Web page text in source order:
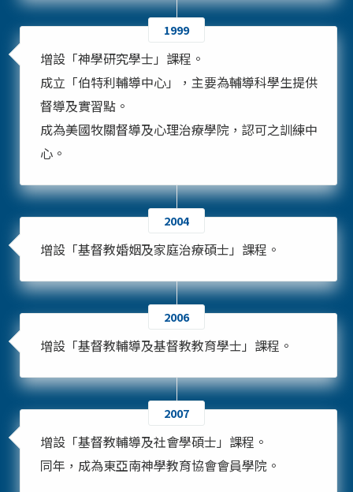
1999
增設「神學研究學士」課程。
成立「伯特利輔導中心」，主要為輔導科學生提供
督導及實習點。
成為美國牧關督導及心理治療學院，認可之訓練中
心。
2004
增設「基督教婚姻及家庭治療碩士」課程。
2006
增設「基督教輔導及基督教教育學士」課程。
2007
增設「基督教輔導及社會學碩士」課程。
同年，成為東亞南神學教育協會會員學院。